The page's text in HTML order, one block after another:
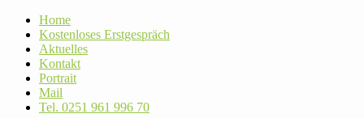
Home
Kos­ten­loses Erstgespräch
Aktu­elles
Kontakt
Por­trait
Mail
Tel. 0251 961 996 70